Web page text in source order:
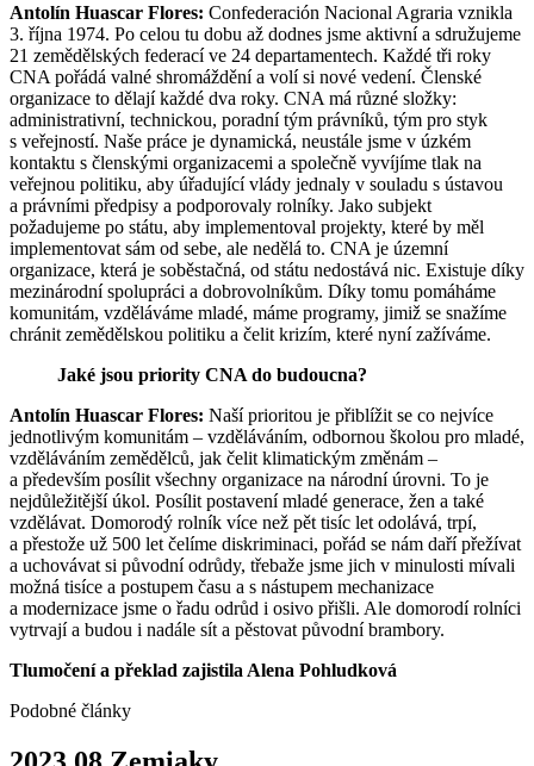
Antolín Huascar Flores: Confederación Nacional Agraria vznikla
3. října 1974. Po celou tu dobu až dodnes jsme aktivní a sdružujeme
21 zemědělských federací ve 24 departamentech. Každé tři roky
CNA pořádá valné shromáždění a volí si nové vedení. Členské
organizace to dělají každé dva roky. CNA má různé složky:
administrativní, technickou, poradní tým právníků, tým pro styk
s veřejností. Naše práce je dynamická, neustále jsme v úzkém
kontaktu s členskými organizacemi a společně vyvíjíme tlak na
veřejnou politiku, aby úřadující vlády jednaly v souladu s ústavou
a právními předpisy a podporovaly rolníky. Jako subjekt
požadujeme po státu, aby implementoval projekty, které by měl
implementovat sám od sebe, ale nedělá to. CNA je územní
organizace, která je soběstačná, od státu nedostává nic. Existuje díky
mezinárodní spolupráci a dobrovolníkům. Díky tomu pomáháme
komunitám, vzděláváme mladé, máme programy, jimiž se snažíme
chránit zemědělskou politiku a čelit krizím, které nyní zažíváme.
Jaké jsou priority CNA do budoucna?
Antolín Huascar Flores: Naší prioritou je přiblížit se co nejvíce
jednotlivým komunitám – vzděláváním, odbornou školou pro mladé,
vzděláváním zemědělců, jak čelit klimatickým změnám –
a především posílit všechny organizace na národní úrovni. To je
nejdůležitější úkol. Posílit postavení mladé generace, žen a také
vzdělávat. Domorodý rolník více než pět tisíc let odolává, trpí,
a přestože už 500 let čelíme diskriminaci, pořád se nám daří přežívat
a uchovávat si původní odrůdy, třebaže jsme jich v minulosti mívali
možná tisíce a postupem času a s nástupem mechanizace
a modernizace jsme o řadu odrůd i osivo přišli. Ale domorodí rolníci
vytrvají a budou i nadále sít a pěstovat původní brambory.
Tlumočení a překlad zajistila Alena Pohludková
Podobné články